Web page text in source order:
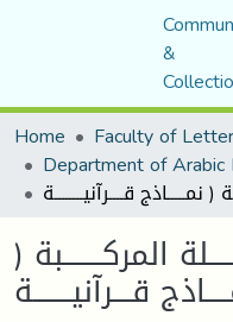
&
Home
المركــــــــبة (
قــــرآنيــــــــة